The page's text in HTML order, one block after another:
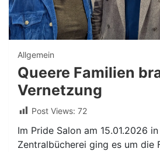
Allgemein
Queere Familien
Vernetzung
Post Views: 72
Im Pride Salon am 15.01.2026
Zentralbücherei ging es um die